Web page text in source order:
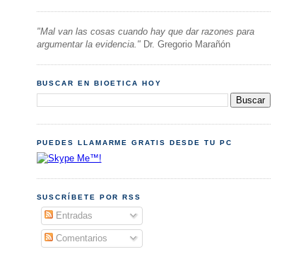
"Mal van las cosas cuando hay que dar razones para
argumentar la evidencia." Dr. Gregorio Marañón
BUSCAR EN BIOETICA HOY
PUEDES LLAMARME GRATIS DESDE TU PC
SUSCRÍBETE POR RSS
Entradas
Comentarios